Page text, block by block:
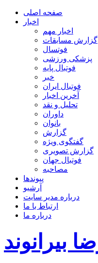
صفحه اصلی
اخبار
اخبار مهم
گزارش مسابقات
فوتسال
پزشکی ورزشی
فوتبال پایه
خبر
فوتبال ایران
آخرین اخبار
تحلیل و نقد
داوران
بانوان
گزارش
گفتگوی ویژه
گزارش تصویری
فوتبال جهان
مصاحبه
پیوندها
آرشیو
درباره مدیر سایت
ارتباط با ما
درباره ما